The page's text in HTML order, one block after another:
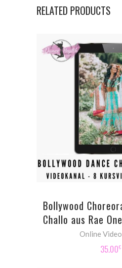
RELATED PRODUCTS
ADD TO
Bollywood
Challo aus Rae
Online
35.00€